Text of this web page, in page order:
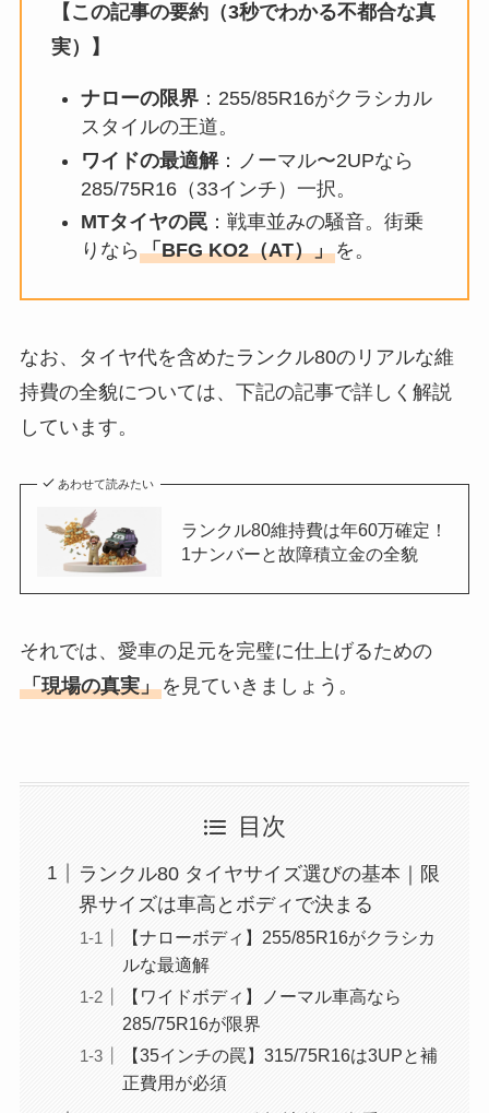
【この記事の要約（3秒でわかる不都合な真
実）】
ナローの限界：255/85R16がクラシカル
スタイルの王道。
ワイドの最適解：ノーマル〜2UPなら
285/75R16（33インチ）一択。
MTタイヤの罠：戦車並みの騒音。街乗
りなら 「BFG KO2（AT）」を。
なお、タイヤ代を含めたランクル80のリアルな維
持費の全貌については、下記の記事で詳しく解説
しています。
あわせて読みたい
ランクル80維持費は年60万確定！
1ナンバーと故障積立金の全貌
それでは、愛車の足元を完璧に仕上げるための
「現場の真実」を見ていきましょう。
目次
ランクル80 タイヤサイズ選びの基本｜限
界サイズは車高とボディで決まる
【ナローボディ】255/85R16がクラシカ
ルな最適解
【ワイドボディ】ノーマル車高なら
285/75R16が限界
【35インチの罠】315/75R16は3UPと補
正費用が必須